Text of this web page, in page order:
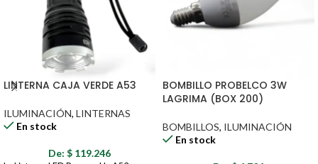
LINTERNA CAJA VERDE A53
ILUMINACIÓN, LINTERNAS
En stock
De: $ 119.246
BOMBILLO PROBELCO 3W
LAGRIMA (BOX 200)
BOMBILLOS, ILUMINACIÓN
En stock